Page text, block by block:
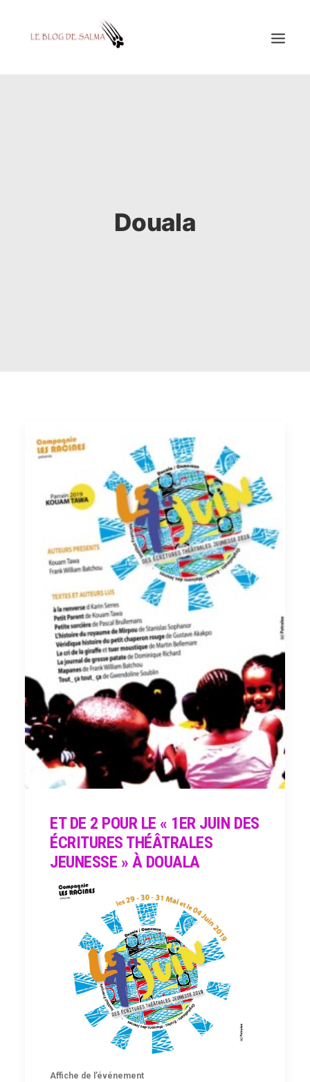
Douala
ET DE 2 POUR LE « 1ER JUIN DES
ÉCRITURES THÉÂTRALES
JEUNESSE » À DOUALA
Affiche de l’événement